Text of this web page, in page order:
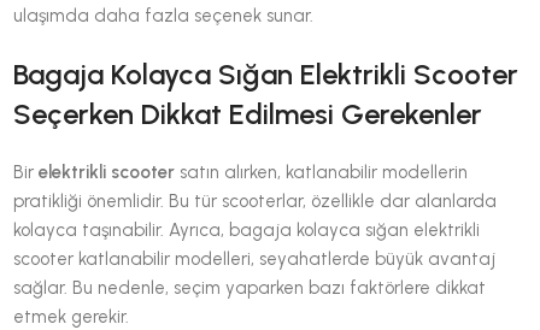
ulaşımda daha fazla seçenek sunar.
Bagaja Kolayca Sığan Elektrikli Scooter
Seçerken Dikkat Edilmesi Gerekenler
Birelektrikli scooter satın alırken, katlanabilir modellerin
pratikliği önemlidir. Bu tür scooterlar, özellikle dar alanlarda
kolayca taşınabilir. Ayrıca, bagaja kolayca sığan elektrikli
scooter katlanabilir modelleri, seyahatlerde büyük avantaj
sağlar. Bu nedenle, seçim yaparken bazı faktörlere dikkat
etmek gerekir.